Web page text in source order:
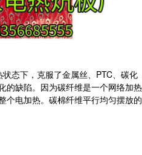
态下，克服了金属丝、PTC、碳化
的缺陷。因为碳纤维是一个网络加热
个电加热。碳棉纤维平行均匀摆放的